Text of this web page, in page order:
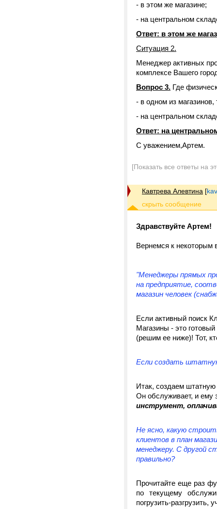
- в этом же магазине;
- на центральном
Ответ: в этом же
Ситуация 2.
Менеджер активных
комплексе Вашего
Вопрос 3. Где
- в одном из
- на центральном
Ответ: на
С уважением,Артем.
[Показать все ответы на
Кавтрева Алевтина [
Здравствуйте Артем!
Вернемся к некоторым
"Менеджеры прямых
на предприятие,
магазин человек
Если активный поиск
Магазины - это
(решим ее ниже)! Тот,
Если создать
Итак, создаем
Он обслуживает, и ему
инструмент,
Не ясно, какую
клиентов в план
менеджеру. С другой
правильно?
Прочитайте еще раз
по текущему
погрузить-разгрузить,